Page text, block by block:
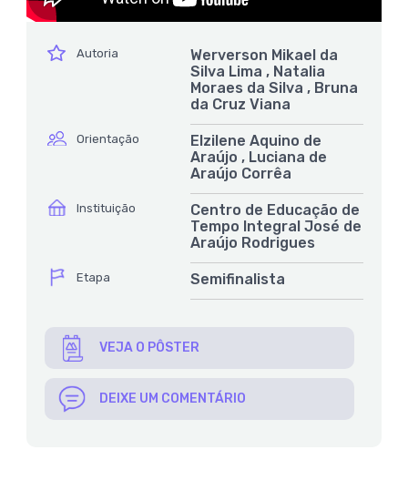
íconeAutoria
Werverson Mikael da
Silva Lima , Natalia
Moraes da Silva , Bruna
da Cruz Viana
íconeOrientação
Elzilene Aquino de
Araújo , Luciana de
Araújo Corrêa
íconeInstituição
Centro de Educação de
Tempo Integral José de
Araújo Rodrigues
íconeEtapa Semifinalista
VEJA O PÔSTER
DEIXE UM COMENTÁRIO